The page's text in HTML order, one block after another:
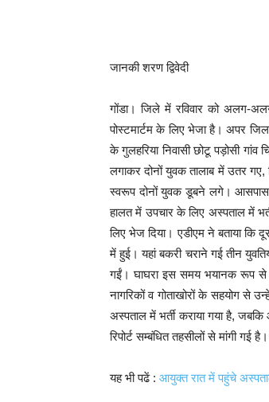
जानकी शरण द्विवेदी
गोंडा। जिले में रविवार को अलग-
पोस्टमार्टम के लिए भेजा है। अपर
के गुलहरिया निवासी छोटू पड़ोसी
लगाकर दोनों युवक तालाब में उतर
स्वरूप दोनों युवक डूबने लगे। आसपास
हालत में उपचार के लिए अस्पताल में
लिए भेज दिया। एडीएम ने बताया कि
में हुई। यहां बकरी चराने गई तीन
गईं। घाघरा इस समय भयानक रूप से
नागरिकों व गोताखोरों के सहयोग से
अस्पताल में भर्ती कराया गया है,
रिपोर्ट सम्बंधित तहसीलों से मांगी
यह भी पढें : आयुक्त रात में पहुंचे